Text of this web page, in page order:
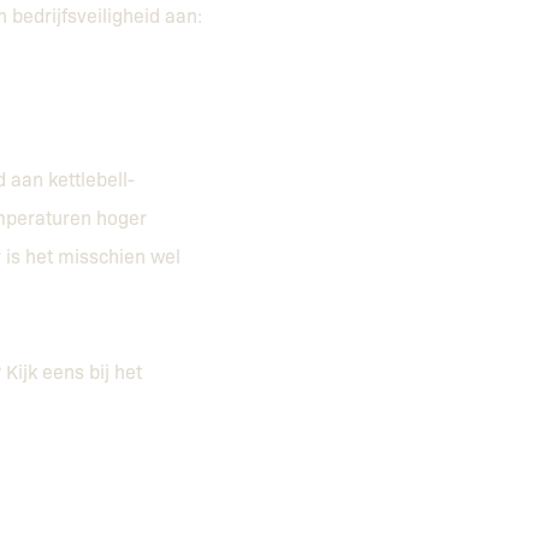
bedrijfsveiligheid aan:
aan kettlebell-
hoger
het misschien wel
eens bij het